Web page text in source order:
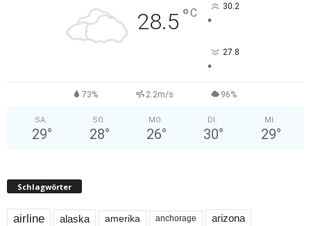
28.5 °C 30.2
°
27.8
°
73% 2.2m/s 96%
SA.
29°
SO.
28°
MO.
26°
DI.
30°
MI.
29°
Schlagwörter
airline alaska amerika anchorage arizona